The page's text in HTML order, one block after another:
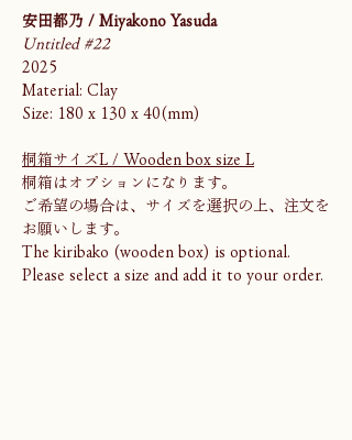
安田都乃 / Miyakono Yasuda
Untitled #22
2025
Material: Clay
Size: 180 x 130 x 40(mm)
桐箱サイズL / Wooden box size L
桐箱はオプションになります。
ご希望の場合は、サイズを選択の上、注文を
お願いします。
The kiribako (wooden box) is optional.
Please select a size and add it to your order.